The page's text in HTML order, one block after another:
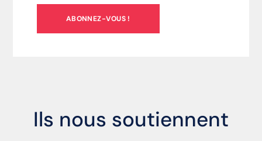
ABONNEZ-VOUS !
Ils nous soutiennent